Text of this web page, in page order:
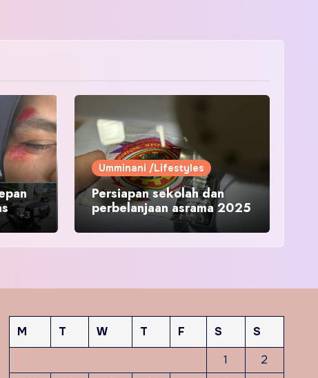
Umminani /Lifestyles
Persiapan sekolah dan
perbelanjaan asrama 2025
M T W T F S
S
1
2